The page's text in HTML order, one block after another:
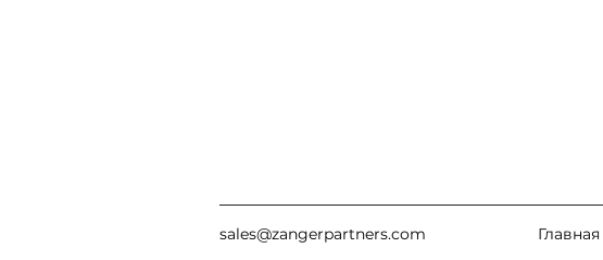
sales@zangerpartners.com Главная